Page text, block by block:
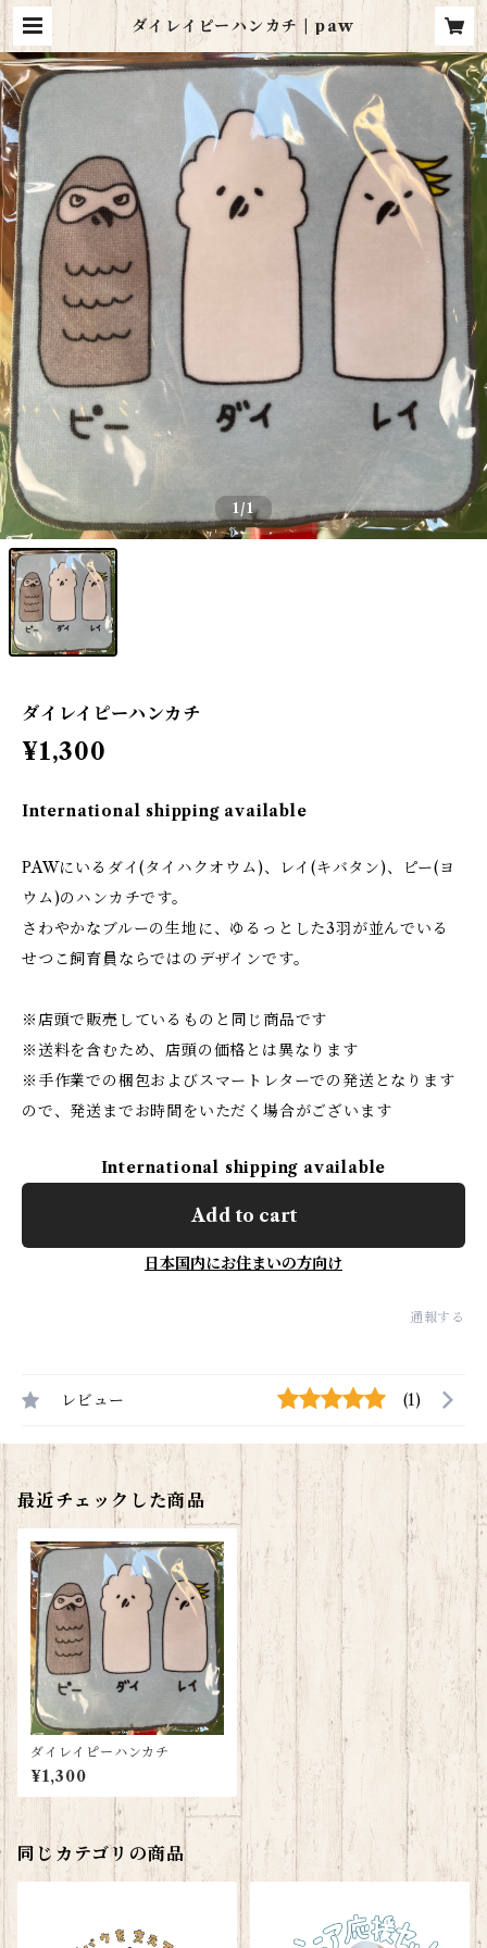
ダイレイピーハンカチ | paw
1/1
ダイレイピーハンカチ
¥1,300
International shipping available
PAWにいるダイ(タイハクオウム)、レイ(キバタン)、ピー(ヨ
ウム)のハンカチです。
さわやかなブルーの生地に、ゆるっとした3羽が並んでいる
せつこ飼育員ならではのデザインです。
※店頭で販売しているものと同じ商品です
※送料を含むため、店頭の価格とは異なります
※手作業での梱包およびスマートレターでの発送となります
ので、発送までお時間をいただく場合がございます
International shipping available
Add to cart
日本国内にお住まいの方向け
通報する
レビュー (1)
最近チェックした商品
ダイレイピーハンカチ
¥1,300
同じカテゴリの商品